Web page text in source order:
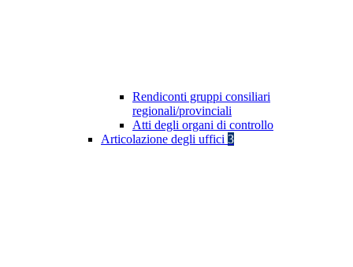
Rendiconti gruppi consiliari
regionali/provinciali
Atti degli organi di controllo
Articolazione degli uffici 3